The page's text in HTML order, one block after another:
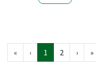
« ‹ 1 2 › »